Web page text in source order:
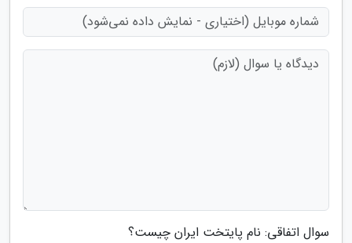
سوال اتفاقی: نام پایتخت ایران چیست؟